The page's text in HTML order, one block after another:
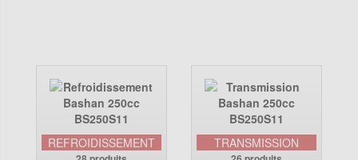
REFROIDISSEMENT TRANSMISSION